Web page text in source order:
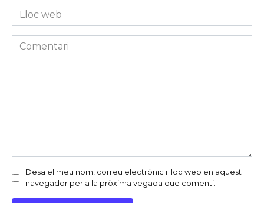
*Lloc
web
Comentari
Desa el meu nom, correu electrònic i lloc web en aquest
navegador per a la pròxima vegada que comenti.